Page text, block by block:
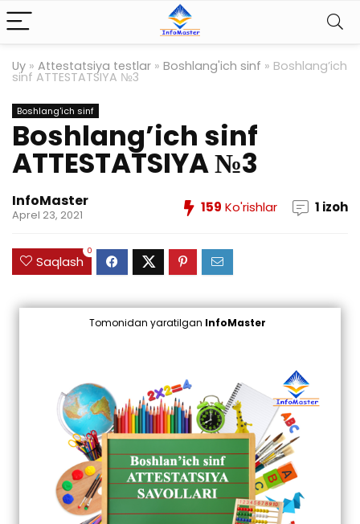
Uy » Attestatsiya testlar » Boshlang'ich sinf » Boshlang’ich
sinf ATTESTATSIYA №3
Boshlang'ich sinf
Boshlang’ich sinf
ATTESTATSIYA №3
InfoMaster
Aprel 23, 2021 159 Ko'rishlar 1 izoh
Saqlash
0
Tomonidan yaratilgan InfoMaster